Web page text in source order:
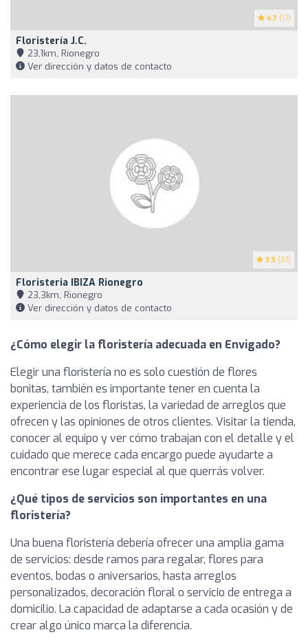
4.7 (17)
Floristería J.C.
23,1km, Rionegro
Ver dirección y datos de contacto
3.5 (37)
Floristeria IBIZA Rionegro
23,3km, Rionegro
Ver dirección y datos de contacto
¿Cómo elegir la floristería adecuada en Envigado?
Elegir una floristería no es solo cuestión de flores
bonitas, también es importante tener en cuenta la
experiencia de los floristas, la variedad de arreglos que
ofrecen y las opiniones de otros clientes. Visitar la tienda,
conocer al equipo y ver cómo trabajan con el detalle y el
cuidado que merece cada encargo puede ayudarte a
encontrar ese lugar especial al que querrás volver.
¿Qué tipos de servicios son importantes en una
floristería?
Una buena floristería debería ofrecer una amplia gama
de servicios: desde ramos para regalar, flores para
eventos, bodas o aniversarios, hasta arreglos
personalizados, decoración floral o servicio de entrega a
domicilio. La capacidad de adaptarse a cada ocasión y de
crear algo único marca la diferencia.